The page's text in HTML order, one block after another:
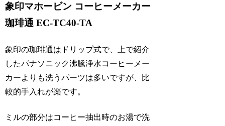
象印マホービン コーヒーメーカー
珈琲通 EC-TC40-TA
象印の珈琲通はドリップ式で、上で紹介
したパナソニック沸騰浄水コーヒーメー
カーよりも洗うパーツは多いですが、比
較的手入れが楽です。
ミルの部分はコーヒー抽出時のお湯で洗